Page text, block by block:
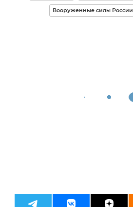
Вооруженные силы России